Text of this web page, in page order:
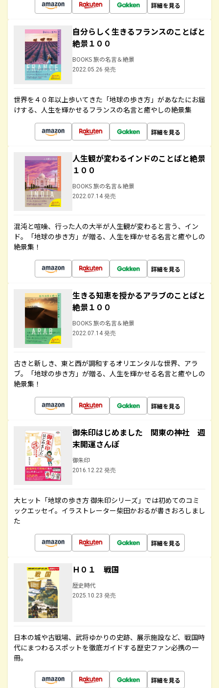
詳細を見る
自分らしく生きるフランスのことばと
絶景１００
BOOKS 旅の名言＆絶景
2022.05.26 発売
世界を４０年以上歩いてきた「地球の歩き方」があなたにお届
けする、人生を輝かせるフランスの名言と癒やしの絶景集
詳細を見る
人生観が変わるインドのことばと絶景
１００
BOOKS 旅の名言＆絶景
2022.07.14 発売
混沌と喧噪、行った人の大半が人生観が変わると言う、イン
ド。「地球の歩き方」が贈る、人生を輝かせる名言と癒やしの
絶景集！
詳細を見る
生きる知恵を授かるアラブのことばと
絶景１００
BOOKS 旅の名言＆絶景
2022.07.14 発売
古きと新しき、東と西が調和するオリエンタルな世界、アラ
ブ。「地球の歩き方」が贈る、人生を輝かせる名言と癒やしの
絶景集！
詳細を見る
御朱印はじめました 関東の神社 週
末開運さんぽ
御朱印
2016.12.22 発売
大ヒット「地球の歩き方 御朱印シリーズ」では初めてのコミ
ックエッセイ。イラストレーター柴田かおるが書きおろしまし
た
詳細を見る
Ｈ０１ 戦国
歴史時代
2025.10.23 発売
日本の城や古戦場、武将ゆかりの史跡、展示施設など、戦国時
代にまつわるスポットを徹底ガイドする歴史ファン必携の一
冊。
詳細を見る